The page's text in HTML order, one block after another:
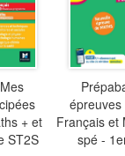
+ et
ST2S
Français et
spé -